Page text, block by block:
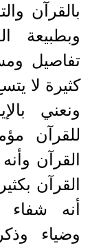
بالقرآن
وبطبيعة
تفاصيل
كثيرة لا
ونعني
للقرآن
القرآن
القرآن
أنه
وضياء